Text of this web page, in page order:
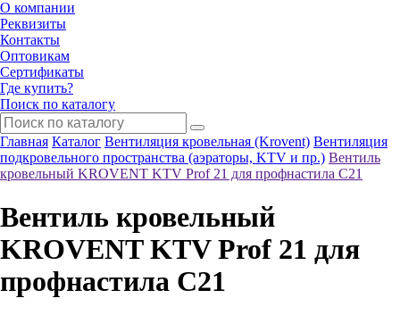
О компании
Реквизиты
Контакты
Оптовикам
Сертификаты
Где купить?
Поиск по каталогу
Главная Каталог Вентиляция кровельная (Krovent) Вентиляция
подкровельного пространства (аэраторы, KTV и пр.) Вентиль
кровельный KROVENT KTV Prof 21 для профнастила С21
Вентиль кровельный
KROVENT KTV Prof 21 для
профнастила С21